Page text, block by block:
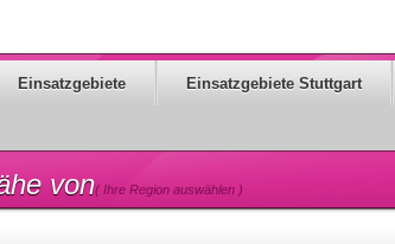
Einsatzgebiete Einsatzgebiete Stuttgart
von( Ihre Region auswählen )